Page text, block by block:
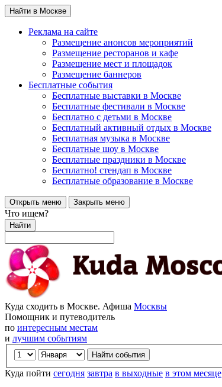
Найти в Москве
Реклама на сайте
Размещение анонсов мероприятий
Размещение ресторанов и кафе
Размещение мест и площадок
Размещение баннеров
Бесплатные события
Бесплатные выставки в Москве
Бесплатные фестивали в Москве
Бесплатно с детьми в Москве
Бесплатный активный отдых в Москве
Бесплатная музыка в Москве
Бесплатные шоу в Москве
Бесплатные праздники в Москве
Бесплатно! стендап в Москве
Бесплатные образование в Москве
Открыть меню Закрыть меню
Что ищем?
Найти
Куда сходить в Москве. Афиша Москвы
Помощник и путеводитель
по интересным местам
и лучшим событиям
Куда пойти сегодня завтра в выходные в этом месяце